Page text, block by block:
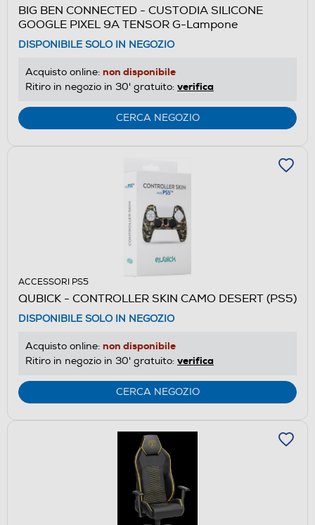
BIG BEN CONNECTED - CUSTODIA SILICONE
GOOGLE PIXEL 9A TENSOR G-Lampone
DISPONIBILE SOLO IN NEGOZIO
Acquisto online: non disponibile
Ritiro in negozio in 30' gratuito: verifica
CERCA NEGOZIO
ACCESSORI PS5
QUBICK - CONTROLLER SKIN CAMO DESERT (PS5)
DISPONIBILE SOLO IN NEGOZIO
Acquisto online: non disponibile
Ritiro in negozio in 30' gratuito: verifica
CERCA NEGOZIO